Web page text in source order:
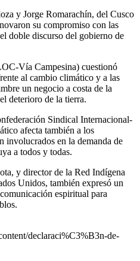
y Jorge Romarachín, del Cusco
su compromiso con las
doble discurso del gobierno de
Vía Campesina) cuestionó
al cambio climático y a las
un negocio a costa de la
deterioro de la tierra.
Sindical Internacional-
afecta también a los
involucrados en la demanda de
a todos y todas.
y director de la Red Indígena
Unidos, también expresó un
espiritual para
declaraci%C3%B3n-de-